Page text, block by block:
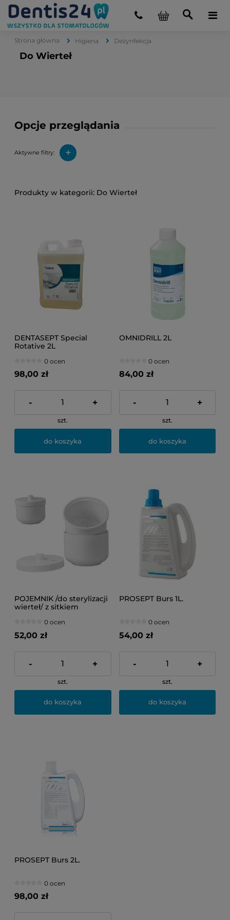
Strona główna Higiena Dezynfekcja
Do Wierteł
Opcje przeglądania
Aktywne filtry: +
Do Wierteł
DENTASEPT Special
Rotative 2L
0 ocen
98,00 zł
- +
szt.
do koszyka
OMNIDRILL 2L
0 ocen
84,00 zł
- +
szt.
do koszyka
POJEMNIK /do sterylizacji
wierteł/ z sitkiem
0 ocen
52,00 zł
- +
szt.
do koszyka
PROSEPT Burs 1L.
0 ocen
54,00 zł
- +
szt.
do koszyka
PROSEPT Burs 2L.
0 ocen
98,00 zł